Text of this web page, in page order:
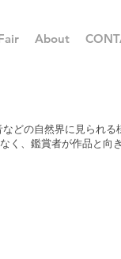
About
どの自然界に見られる
く、鑑賞者が作品と向